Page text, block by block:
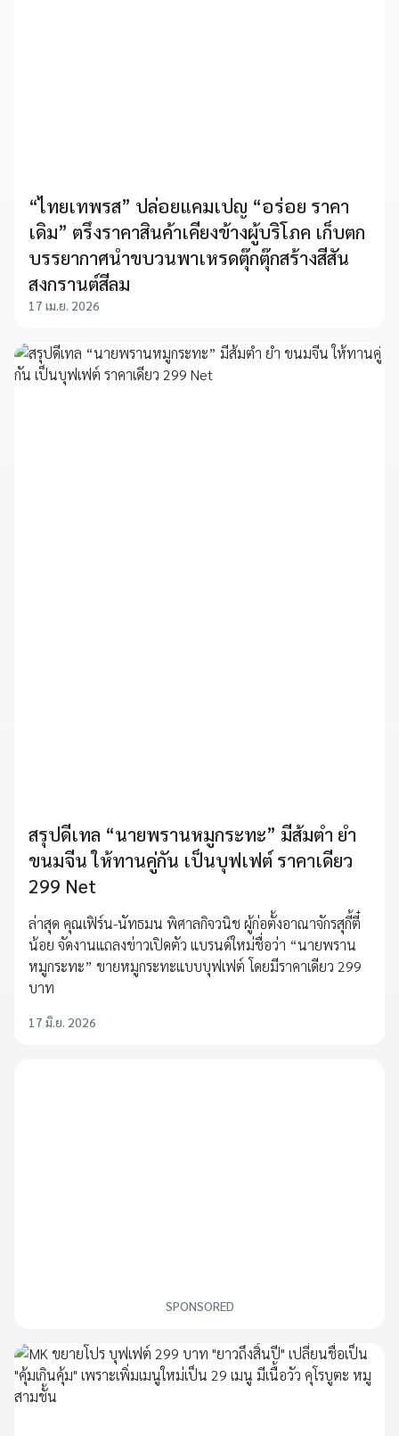
“ไทยเทพรส” ปล่อยแคมเปญ “อร่อย ราคา
เดิม” ตรึงราคาสินค้าเคียงข้างผู้บริโภค เก็บตก
บรรยากาศนำขบวนพาเหรดตุ๊กตุ๊กสร้างสีสัน
สงกรานต์สีลม
17 เม.ย. 2026
สรุปดีเทล “นายพรานหมูกระทะ” มีส้มตำ ยำ
ขนมจีน ให้ทานคู่กัน เป็นบุฟเฟต์ ราคาเดียว
299 Net
ล่าสุด คุณเฟิร์น-นัทธมน พิศาลกิจวนิช ผู้ก่อตั้งอาณาจักรสุกี้ตี๋
น้อย จัดงานแถลงข่าวเปิดตัว แบรนด์ใหม่ชื่อว่า “นายพราน
หมูกระทะ” ขายหมูกระทะแบบบุฟเฟต์ โดยมีราคาเดียว 299
บาท
17 มิ.ย. 2026
SPONSORED